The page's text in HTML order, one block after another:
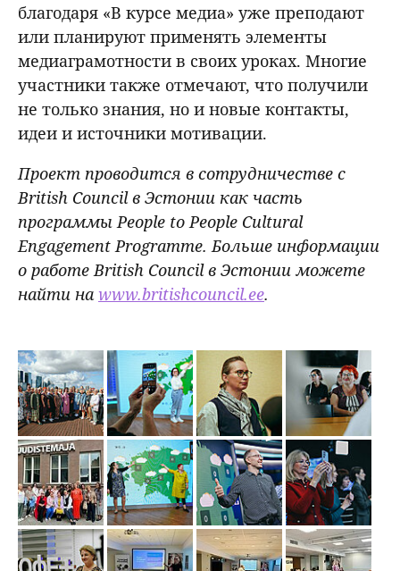
благодаря «В курсе медиа» уже преподают
или планируют применять элементы
медиаграмотности в своих уроках. Многие
участники также отмечают, что получили
не только знания, но и новые контакты,
идеи и источники мотивации.
Проект проводится в сотрудничестве с
British Council в Эстонии как часть
программы People to People Cultural
Engagement Programme. Больше информации
о работе British Council в Эстонии можете
найти наwww.britishcouncil.ee.